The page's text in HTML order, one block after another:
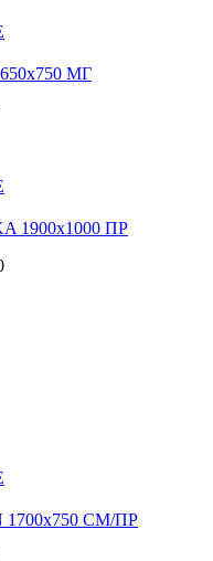
МГ
1900х1000 ПР
СМ/ПР